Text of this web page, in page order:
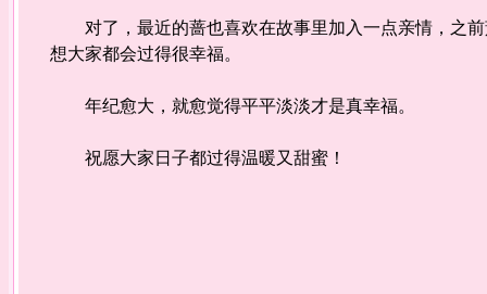
对了，最近的蔷也喜欢在故事里加入一点亲情，之前
想大家都会过得很幸福。
年纪愈大，就愈觉得平平淡淡才是真幸福。
祝愿大家日子都过得温暖又甜蜜！